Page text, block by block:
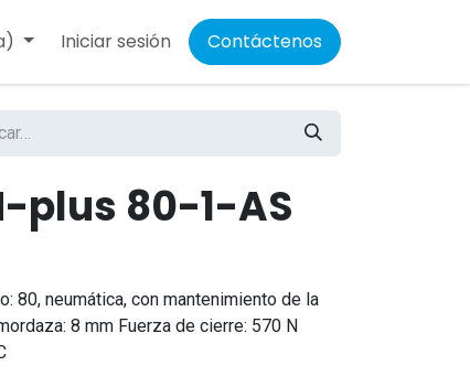
Iniciar sesión Contáctenos
plus 80-1-AS
80, neumática, con mantenimiento de la
8 mm Fuerza de cierre: 570 N